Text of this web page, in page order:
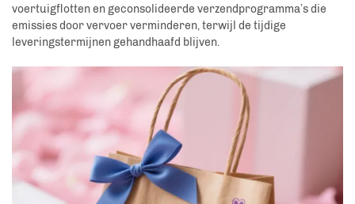
voertuigflotten en geconsolideerde verzendprogramma’s die
emissies door vervoer verminderen, terwijl de tijdige
leveringstermijnen gehandhaafd blijven.